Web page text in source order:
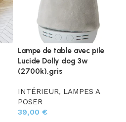
Lampe de table avec pile
Lucide Dolly dog 3w
(2700k),gris
INTÉRIEUR, LAMPES A
POSER
39,00 €